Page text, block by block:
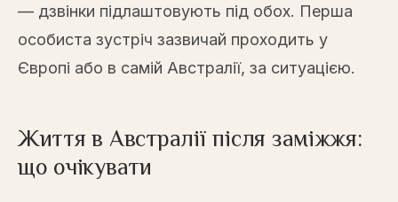
— дзвінки підлаштовують під обох. Перша
особиста зустріч зазвичай проходить у
Європі або в самій Австралії, за ситуацією.
Життя в Австралії після заміжжя:
що очікувати